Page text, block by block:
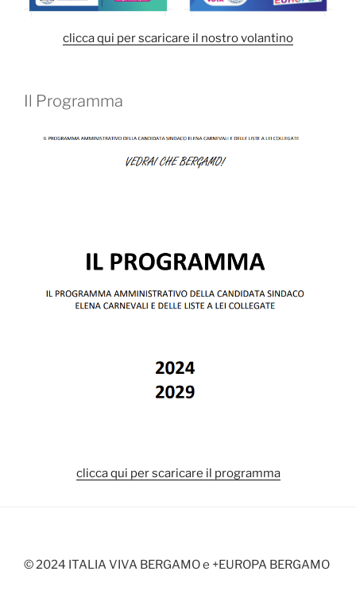
clicca qui per scaricare il nostro volantino
Il Programma
clicca qui per scaricare il programma
© 2024 ITALIA VIVA BERGAMO e +EUROPA BERGAMO